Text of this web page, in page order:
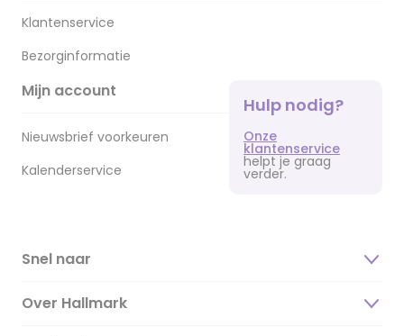
Klantenservice
Bezorginformatie
Mijn account
Nieuwsbrief voorkeuren
Kalenderservice
Hulp nodig?
Onze
klantenservice
helpt je graag
verder.
Snel naar
Over Hallmark